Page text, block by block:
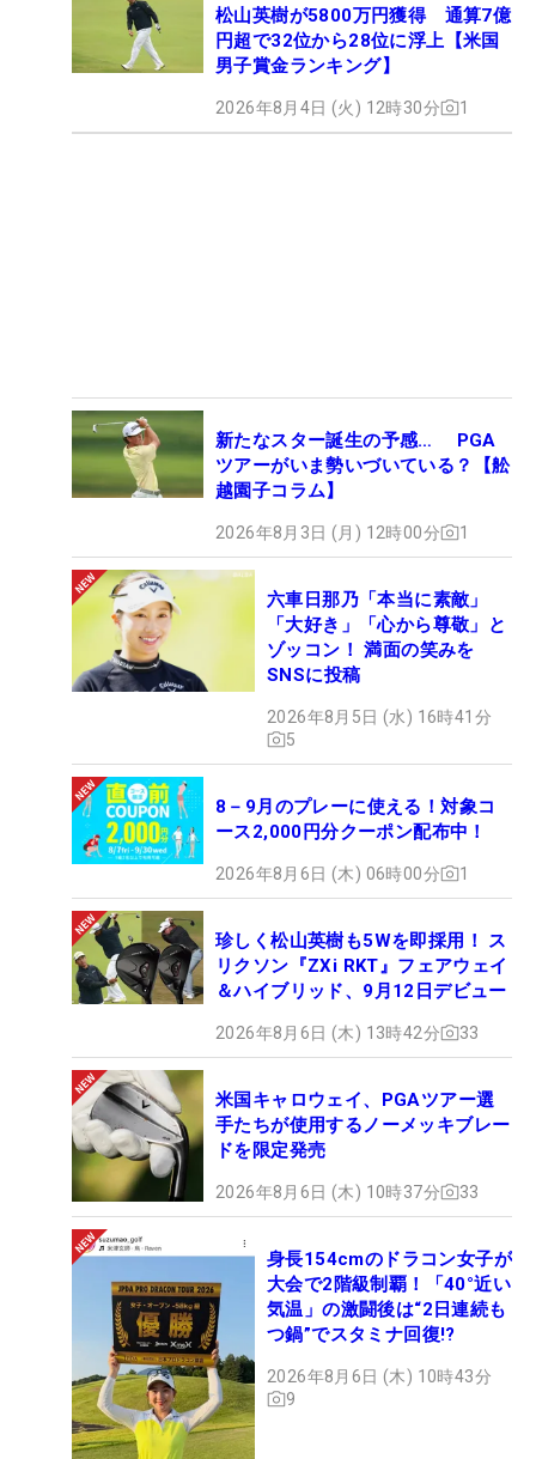
松山英樹が5800万円獲得 通算7億
円超で32位から28位に浮上【米国
男子賞金ランキング】
2026年8月4日 (火) 12時30分 1
新たなスター誕生の予感… PGA
ツアーがいま勢いづいている？【舩
越園子コラム】
2026年8月3日 (月) 12時00分 1
六車日那乃「本当に素敵」
「大好き」「心から尊敬」と
ゾッコン！ 満面の笑みを
SNSに投稿
2026年8月5日 (水) 16時41分
5
8－9月のプレーに使える！対象コ
ース2,000円分クーポン配布中！
2026年8月6日 (木) 06時00分 1
珍しく松山英樹も5Wを即採用！ ス
リクソン『ZXi RKT』フェアウェイ
＆ハイブリッド、9月12日デビュー
2026年8月6日 (木) 13時42分 33
米国キャロウェイ、PGAツアー選
手たちが使用するノーメッキブレー
ドを限定発売
2026年8月6日 (木) 10時37分 33
身長154cmのドラコン女子が
大会で2階級制覇！「40°近い
気温」の激闘後は“2日連続も
つ鍋”でスタミナ回復!?
2026年8月6日 (木) 10時43分
9